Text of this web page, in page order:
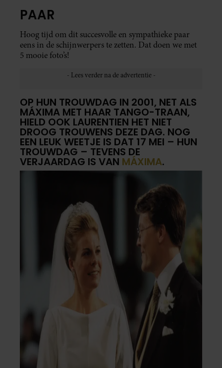
PAAR
Hoog tijd om dit succesvolle en sympathieke paar
eens in de schijnwerpers te zetten. Dat doen we met
5 mooie foto’s!
OP HUN TROUWDAG IN 2001, NET ALS
MÁXIMA MET HAAR TANGO-TRAAN,
HIELD OOK LAURENTIEN HET NIET
DROOG TROUWENS DEZE DAG. NOG
EEN LEUK WEETJE IS DAT 17 MEI – HUN
TROUWDAG – TEVENS DE
VERJAARDAG IS VAN MÁXIMA.